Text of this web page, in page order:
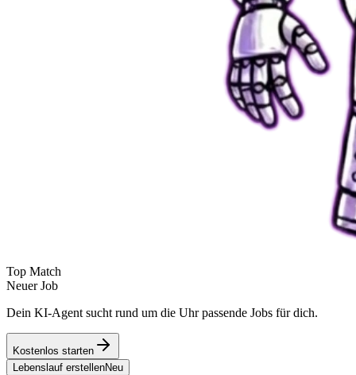
Top Match
Neuer Job
Dein KI-Agent sucht rund um die Uhr passende Jobs für dich.
Kostenlos starten
Lebenslauf erstellenNeu